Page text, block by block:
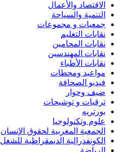
الاقتصاد والأعمال
التنمية والسياحة
جمعيات و مجموعات
نقابات التعليم
نقابات المحامين
نقابات المهندسين
نقابات الأطباء
مواعيد ومحطات
فيديو الصحافة
ضيف وحوار
ترقيات و توشيحات
بورتريه
علوم وتكنولوجيا
الجمعية المغربية لحقوق الإنسان
الكونفدرالية الديمقراطية للشغل
الرياضة